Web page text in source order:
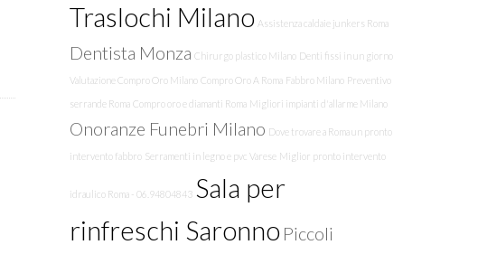
Traslochi Milano Assistenza caldaie junkers Roma
Dentista Monza Chirurgo plastico Milano Denti fissi in un giorno
Valutazione Compro Oro Milano Compro Oro A Roma Fabbro Milano Preventivo
serrande Roma Compro oro e diamanti Roma Migliori impianti d'allarme Milano
Onoranze Funebri Milano Dove trovare a Roma un pronto
intervento fabbro Serramenti in legno e pvc Varese Miglior pronto intervento
idraulico Roma - 06.94804843 Sala per
rinfreschi Saronno Piccoli